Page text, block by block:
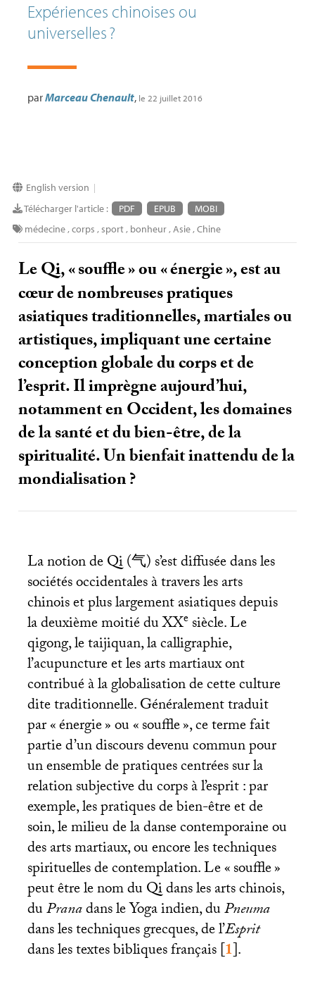
Expériences chinoises ou
universelles?
parMarceau Chenault, le 22 juillet 2016
English version |
Télécharger l'article : PDF EPUB
MOBI
médecine,corps ,sport, bonheur,Asie,Chine
Le Qi, «souffle» ou «énergie», est au
cœur de nombreuses pratiques
asiatiques traditionnelles, martiales ou
artistiques, impliquant une certaine
conception globale du corps et de
l’esprit. Il imprègne aujourd’hui,
notamment en Occident, les domaines
de la santé et du bien-être, de la
spiritualité. Un bienfait inattendu de la
mondialisation?
La notion de Qi (气) s’est diffusée dans les
sociétés occidentales à travers les arts
chinois et plus largement asiatiques depuis
la deuxième moitié duXXesiècle. Le
qigong, le taijiquan, la calligraphie,
l’acupuncture et les arts martiaux ont
contribué à la globalisation de cette culture
dite traditionnelle. Généralement traduit
par «énergie» ou «souffle», ce terme fait
partie d’un discours devenu commun pour
un ensemble de pratiques centrées sur la
relation subjective du corps à l’esprit : par
exemple, les pratiques de bien-être et de
soin, le milieu de la danse contemporaine ou
des arts martiaux, ou encore les techniques
spirituelles de contemplation. Le «souffle»
peut être le nom du Qi dans les arts chinois,
duPranadans le Yoga indien, duPneuma
dans les techniques grecques, de l’Esprit
dans les textes bibliques français[1].